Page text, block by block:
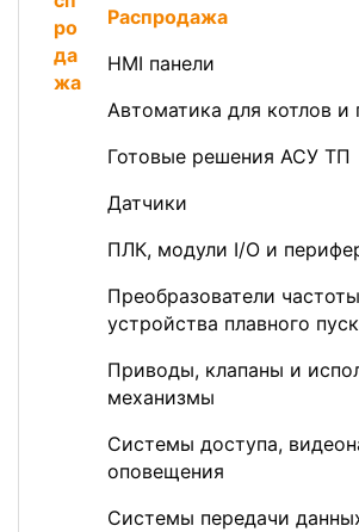
Распродажа
HMI панели
Автоматика для котлов и
Готовые решения АСУ ТП
Датчики
ПЛК, модули I/O и
Преобразователи
устройства плавного
Приводы, клапаны и
механизмы
Системы доступа,
оповещения
Системы передачи